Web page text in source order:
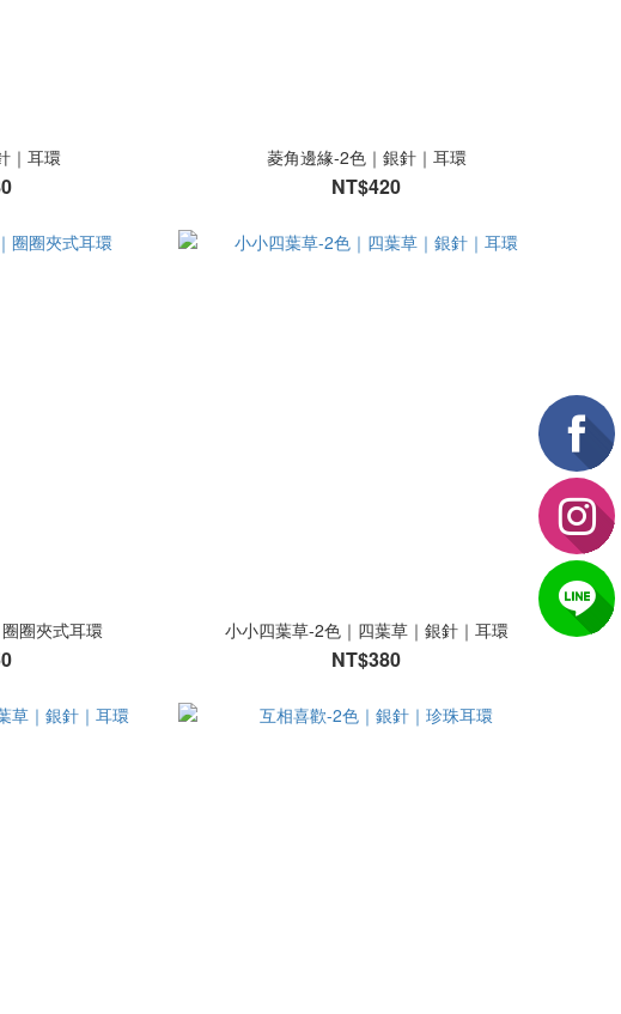
｜耳環 菱角邊緣-2色｜銀針｜耳環
NT$420
圈夾式耳環 小小四葉草-2色｜四葉草｜銀針｜耳環
NT$380